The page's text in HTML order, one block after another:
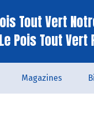
Tout Vert
Le Pois Tout Vert
Magazines